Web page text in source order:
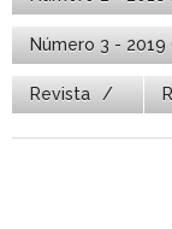
Número 3 - 2019
Revista